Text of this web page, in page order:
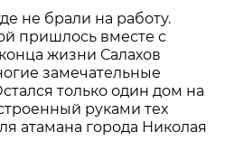
не брали на работу.
пришлось вместе с
жизни Салахов
замечательные
только один дом на
руками тех
атамана города Николая